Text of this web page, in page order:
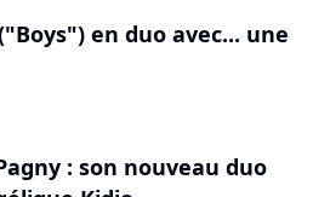
en duo avec... une
: son nouveau duo